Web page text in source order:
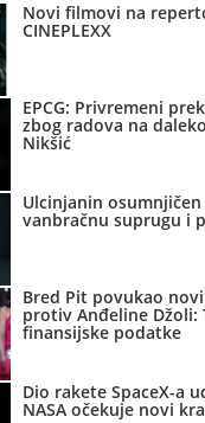
Novi filmovi na
CINEPLEXX
EPCG: Privremeni
zbog radova na
Nikšić
Ulcinjanin
vanbračnu suprugu i
Bred Pit povukao
protiv Anđeline Džoli:
finansijske podatke
Dio rakete SpaceX-a
NASA očekuje novi